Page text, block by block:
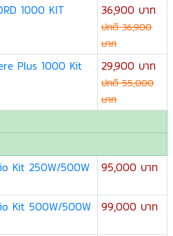
1000 KIT 36,900 บาท
ปกติ 36,900
บาท
Plus 1000 Kit 29,900 บาท
ปกติ 55,000
บาท
Kit 250W/500W
95,000 บาท
Kit 500W/500W
99,000 บาท